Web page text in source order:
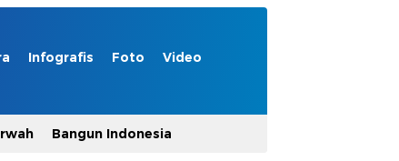
Infografis Foto Video
Bangun Indonesia